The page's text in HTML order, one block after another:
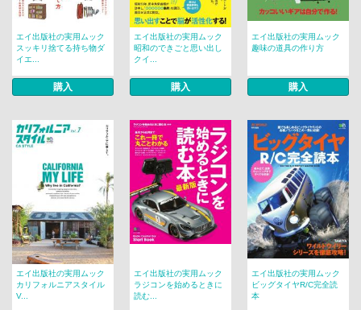
エイ出版社の実用ムック
スッキリ捨てる持ち物ダ
イエ...
購入
エイ出版社の実用ムック
昭和のできごと思い出し
クイ...
購入
エイ出版社の実用ムック
趣味の道具の作り方
購入
エイ出版社の実用ムック
カリフォルニアスタイル
V...
エイ出版社の実用ムック
ラジコンを始めるときに
読む...
エイ出版社の実用ムック
ビッグタイヤR/C完全読
本